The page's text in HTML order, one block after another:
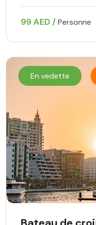
99 AED / Personne
En vedette